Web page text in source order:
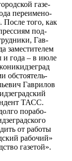
газе-
переимено-
После того, как
под-
Гав-
заместителем
и года – в июле
обстоятель-
Гаврилов
ТАСС.
порабо-
от работы
рабочий»
газетой».